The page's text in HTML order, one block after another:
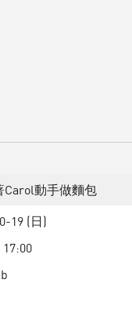
動手做麵包
19 (日)
17:00